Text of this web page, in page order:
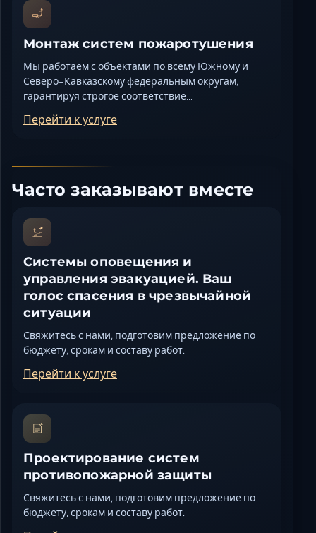
Монтаж систем пожаротушения
Мы работаем с объектами по всему Южному и
Северо-Кавказскому федеральным округам,
гарантируя строгое соответствие…
Перейти к услуге
Часто заказывают вместе
Системы оповещения и
управления эвакуацией. Ваш
голос спасения в чрезвычайной
ситуации
Свяжитесь с нами, подготовим предложение по
бюджету, срокам и составу работ.
Перейти к услуге
Проектирование систем
противопожарной защиты
Свяжитесь с нами, подготовим предложение по
бюджету, срокам и составу работ.